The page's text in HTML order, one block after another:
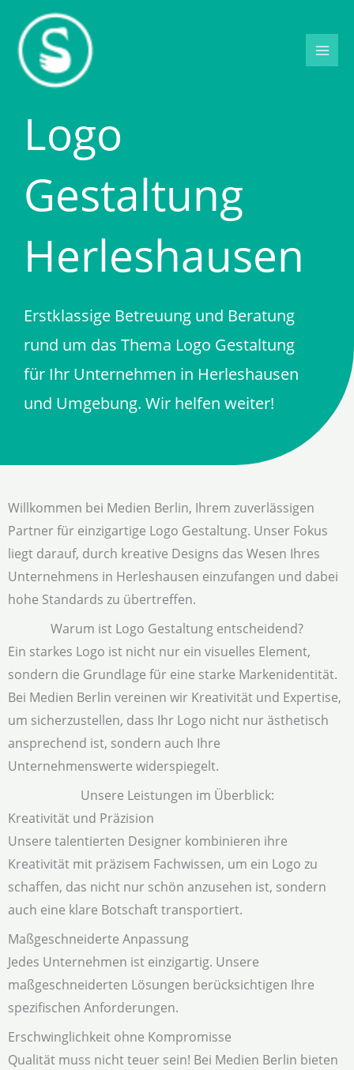
Inhalt
springen
Logo
Gestaltung
Herleshausen
Erstklassige Betreuung und Beratung
rund um das Thema Logo Gestaltung
für Ihr Unternehmen in Herleshausen
und Umgebung. Wir helfen weiter!
Willkommen bei Medien Berlin, Ihrem zuverlässigen
Partner für einzigartige Logo Gestaltung. Unser Fokus
liegt darauf, durch kreative Designs das Wesen Ihres
Unternehmens in Herleshausen einzufangen und dabei
hohe Standards zu übertreffen.
Warum ist Logo Gestaltung entscheidend?
Ein starkes Logo ist nicht nur ein visuelles Element,
sondern die Grundlage für eine starke Markenidentität.
Bei Medien Berlin vereinen wir Kreativität und Expertise,
um sicherzustellen, dass Ihr Logo nicht nur ästhetisch
ansprechend ist, sondern auch Ihre
Unternehmenswerte widerspiegelt.
Unsere Leistungen im Überblick:
Kreativität und Präzision
Unsere talentierten Designer kombinieren ihre
Kreativität mit präzisem Fachwissen, um ein Logo zu
schaffen, das nicht nur schön anzusehen ist, sondern
auch eine klare Botschaft transportiert.
Maßgeschneiderte Anpassung
Jedes Unternehmen ist einzigartig. Unsere
maßgeschneiderten Lösungen berücksichtigen Ihre
spezifischen Anforderungen.
Erschwinglichkeit ohne Kompromisse
Qualität muss nicht teuer sein! Bei Medien Berlin bieten